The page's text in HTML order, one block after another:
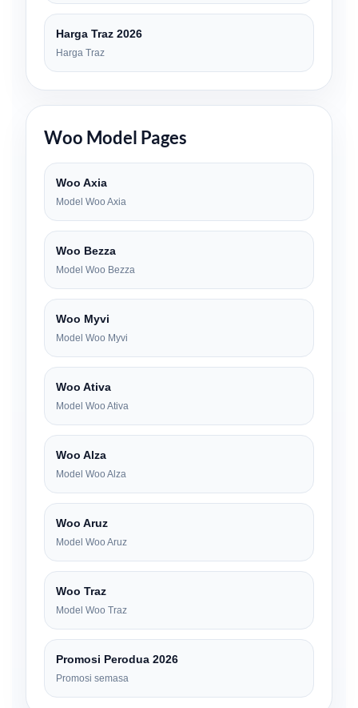
Harga Traz 2026
Harga Traz
Woo Model Pages
Woo Axia
Model Woo Axia
Woo Bezza
Model Woo Bezza
Woo Myvi
Model Woo Myvi
Woo Ativa
Model Woo Ativa
Woo Alza
Model Woo Alza
Woo Aruz
Model Woo Aruz
Woo Traz
Model Woo Traz
Promosi Perodua 2026
Promosi semasa